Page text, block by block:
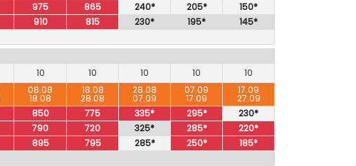
975 865 240* 205*
150*
910 815 230* 195*
145*
10 10 10 10
10
08.08
18.08
18.08
28.08
28.08
07.09
07.09
17.09
17.09
27.09
850 775 335* 295*
230*
790 720 325* 285*
220*
895 795 285* 250*
185*